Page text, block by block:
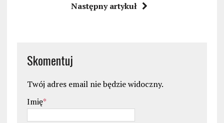
Następny artykuł
Skomentuj
Twój adres email nie będzie widoczny.
Imię*